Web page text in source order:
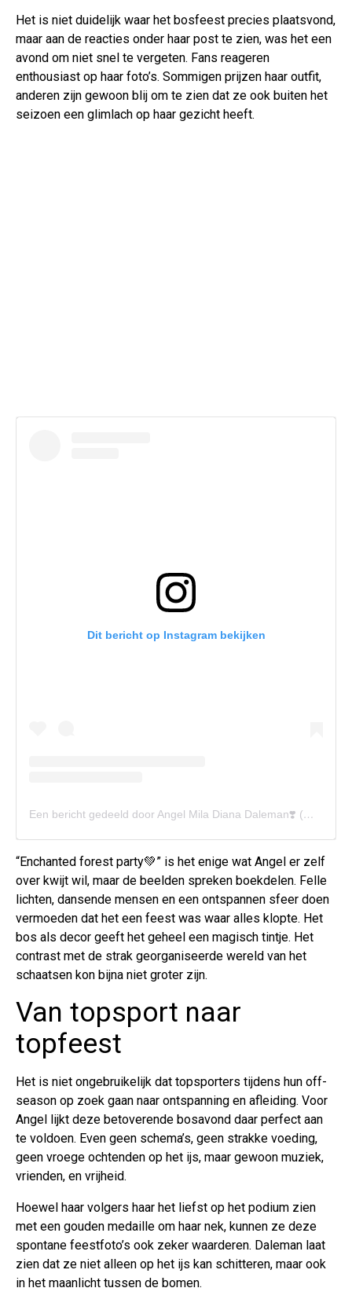
Het is niet duidelijk waar het bosfeest precies plaatsvond,
maar aan de reacties onder haar post te zien, was het een
avond om niet snel te vergeten. Fans reageren
enthousiast op haar foto’s. Sommigen prijzen haar outfit,
anderen zijn gewoon blij om te zien dat ze ook buiten het
seizoen een glimlach op haar gezicht heeft.
Dit bericht op Instagram bekijken
Een bericht gedeeld door Angel Mila Diana Daleman❣️ (@angel_daleman)
“Enchanted forest party💚” is het enige wat Angel er zelf
over kwijt wil, maar de beelden spreken boekdelen. Felle
lichten, dansende mensen en een ontspannen sfeer doen
vermoeden dat het een feest was waar alles klopte. Het
bos als decor geeft het geheel een magisch tintje. Het
contrast met de strak georganiseerde wereld van het
schaatsen kon bijna niet groter zijn.
Van topsport naar
topfeest
Het is niet ongebruikelijk dat topsporters tijdens hun off-
season op zoek gaan naar ontspanning en afleiding. Voor
Angel lijkt deze betoverende bosavond daar perfect aan
te voldoen. Even geen schema’s, geen strakke voeding,
geen vroege ochtenden op het ijs, maar gewoon muziek,
vrienden, en vrijheid.
Hoewel haar volgers haar het liefst op het podium zien
met een gouden medaille om haar nek, kunnen ze deze
spontane feestfoto’s ook zeker waarderen. Daleman laat
zien dat ze niet alleen op het ijs kan schitteren, maar ook
in het maanlicht tussen de bomen.